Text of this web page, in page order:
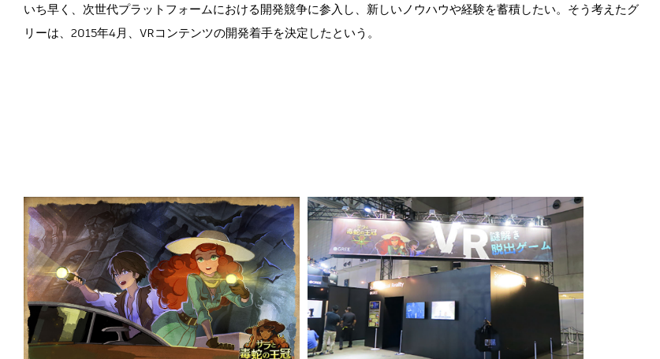
いち早く、次世代プラットフォームにおける開発競争に参入し、新しいノウハウや経験を蓄積したい。そう考えたグ
リーは、2015年4月、VRコンテンツの開発着手を決定したという。